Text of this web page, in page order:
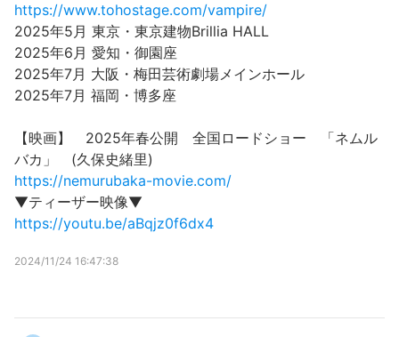
https://www.tohostage.com/vampire/
2025年5月 東京・東京建物Brillia HALL
2025年6月 愛知・御園座
2025年7月 大阪・梅田芸術劇場メインホール
2025年7月 福岡・博多座
【映画】 2025年春公開 全国ロードショー 「ネムル
バカ」 (久保史緒里)
https://nemurubaka-movie.com/
▼ティーザー映像▼
https://youtu.be/aBqjz0f6dx4
2024/11/24 16:47:38